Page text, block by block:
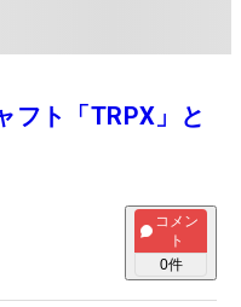
フト「TRPX」と
コメン
ト
0件